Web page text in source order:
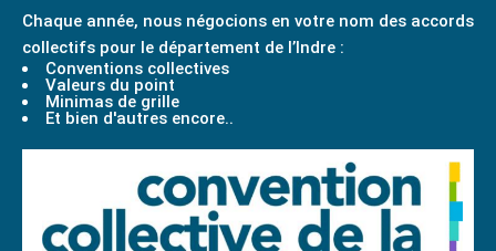
Chaque année, nous négocions en votre nom des accords
collectifs pour le département de l’Indre :
Conventions collectives
Valeurs du point
Minimas de grille
Et bien d'autres encore..